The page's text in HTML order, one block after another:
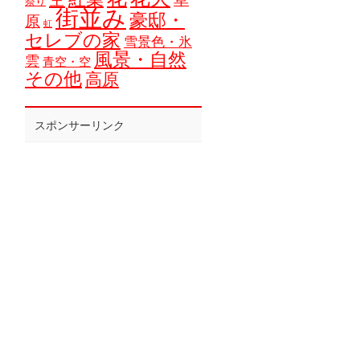
原 虹 街並み 豪邸・
セレブの家 雪景色・氷
雲 青空・空 風景・自然
その他 高原
スポンサーリンク